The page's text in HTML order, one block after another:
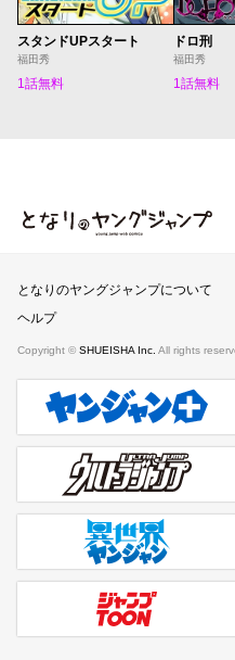
スタンドUPスタート
福田秀
1話無料
ドロ刑
福田秀
1話無料
となりのヤン
となりのヤングジャンプについて
ヘルプ
Copyright © SHUEISHA Inc. All rights
ヤンジャンプラス
ウルトラジャンプ
異世界ヤンジャン
ジャンプTOON